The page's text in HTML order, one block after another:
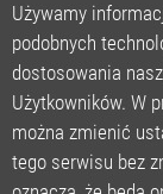
STRONA GŁÓWNA
O NAS
POLITYKA
REGULAMIN
Używamy
podobnych
dostosowania
Użytkowników. W
można zmienić
tego serwisu bez